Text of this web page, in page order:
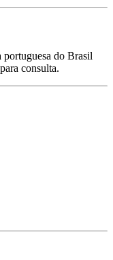
portuguesa do Brasil
consulta.